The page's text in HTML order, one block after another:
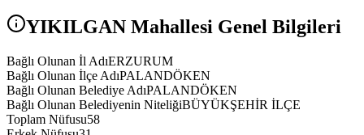
YIKILGAN Mahallesi Genel Bilgileri
Bağlı Olunan İl AdıERZURUM
Bağlı Olunan İlçe AdıPALANDÖKEN
Bağlı Olunan Belediye AdıPALANDÖKEN
Bağlı Olunan Belediyenin NiteliğiBÜYÜKŞEHİR İLÇE
Toplam Nüfusu58